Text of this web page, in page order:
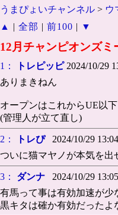
うまぴょいチャンネル > ウ
▲
| 全部 | 前100 | ▼
12月チャンピオンズ
1： トレピッピ2024/10/29
ありまきねん
オープンはこれからUE以下
(管理人が立て直し)
2： トレぴ2024/10/29
ついに猫マヤノが本気を出
3： ダンナ 2024/10/29
有馬って事は有効加速が
黒キタは確か有効だったよ